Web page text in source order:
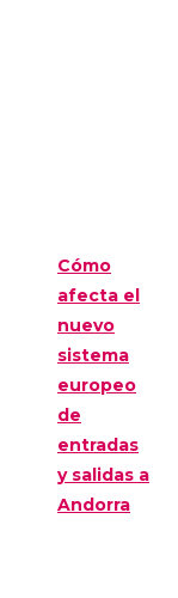
Cómo
afecta el
nuevo
sistema
europeo
de
entradas
y salidas a
Andorra